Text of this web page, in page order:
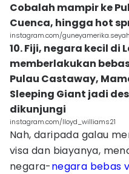
Cobalah mampir ke
Cuenca, hingga hot
instagram.com/
10. Fiji, negara kecil di
memberlakukan
Pulau Castaway,
Sleeping Giant jadi
dikunjungi
instagram.com/lloyd_williams21
Nah, daripada galau
visa dan biayanya,
negara-negara bebas